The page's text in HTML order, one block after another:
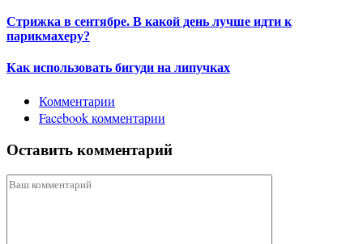
Стрижка в сентябре. В какой день лучше идти к
парикмахеру?
Как использовать бигуди на липучках
Комментарии
Facebook комментарии
Оставить комментарий